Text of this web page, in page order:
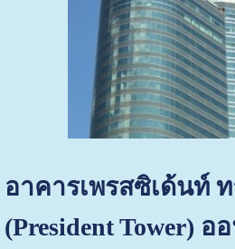
อาคารเพรสซิเด้นท์ ท
(President Tower) อ